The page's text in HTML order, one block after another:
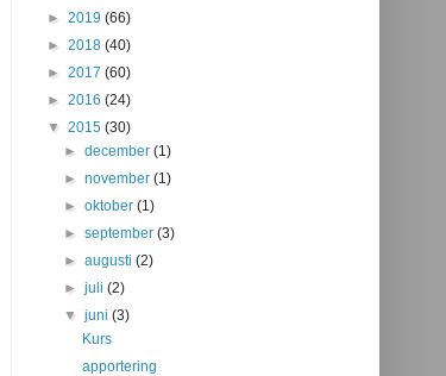
► 2019 (66)
► 2018 (40)
► 2017 (60)
► 2016 (24)
▼ 2015 (30)
►december(1)
►november(1)
►oktober(1)
►september(3)
►augusti(2)
►juli(2)
▼juni(3)
Kurs
apportering